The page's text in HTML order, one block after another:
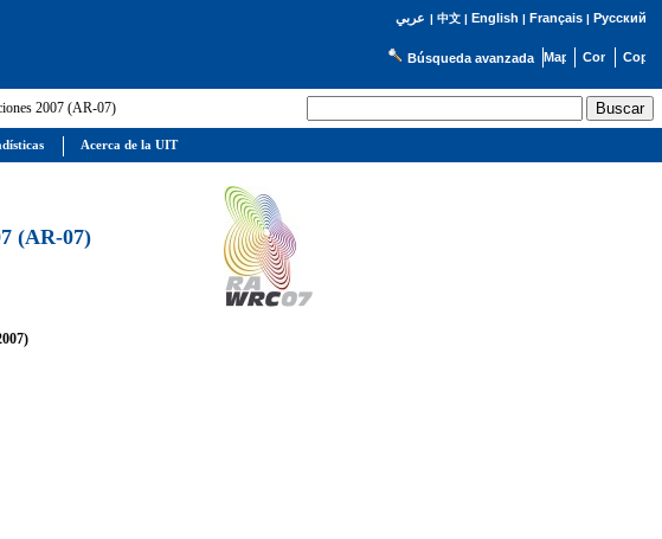
عربي | 中文| English | Français| Русский
Búsqueda avanzada
2007 (AR-07)
(AR-07)
Acerca de la UIT